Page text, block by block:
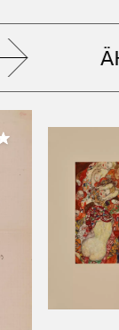
Meiner Sammlung